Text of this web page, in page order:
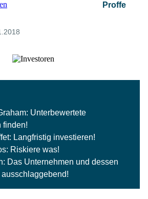
Proffe
Unterbewertete
finden!
Langfristig investieren!
Riskiere was!
Das Unternehmen und dessen